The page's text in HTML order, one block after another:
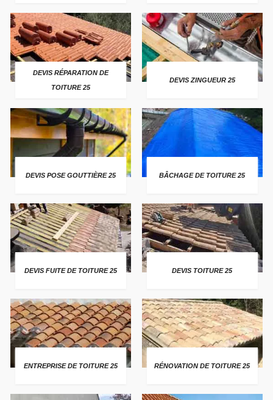
DEVIS RÉPARATION DE
TOITURE 25
DEVIS ZINGUEUR 25
DEVIS POSE GOUTTIÈRE 25 BÂCHAGE DE TOITURE 25
DEVIS FUITE DE TOITURE 25 DEVIS TOITURE 25
ENTREPRISE DE TOITURE 25 RÉNOVATION DE TOITURE 25